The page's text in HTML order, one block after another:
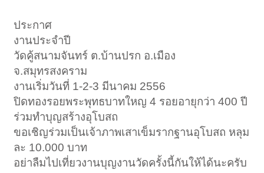
ประกาศ
งานประจำปี
วัดคู้สนามจันทร์ ต.บ้านปรก อ.เมือง
จ.สมุทรสงคราม
งานเริ่มวันที่ 1-2-3 มีนาคม 2556
ปิดทองรอยพระพุทธบาทใหญ 4 รอยอายุกว่า 400 ปี
ร่วมทำบุญสร้างอุโบสถ
ขอเชิญร่วมเป็นเจ้าภาพเสาเข็มรากฐานอุโบสถ หลุม
ละ 10.000 บาท
อย่าลืมไปเที่ยวงานบุญงานวัดครั้งนี้กันให้ได้นะครับ